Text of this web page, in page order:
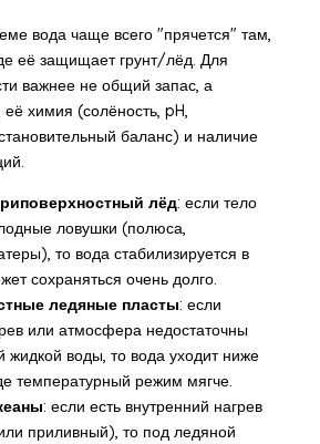
вода чаще всего "прячется" там,
её защищает грунт/лёд. Для
важнее не общий запас, а
её химия (солёность, pH,
баланс) и наличие
лёд: если тело
ловушки (полюса,
то вода стабилизируется в
сохраняться очень долго.
ледяные пласты: если
или атмосфера недостаточны
жидкой воды, то вода уходит ниже
температурный режим мягче.
: если есть внутренний нагрев
приливный), то под ледяной